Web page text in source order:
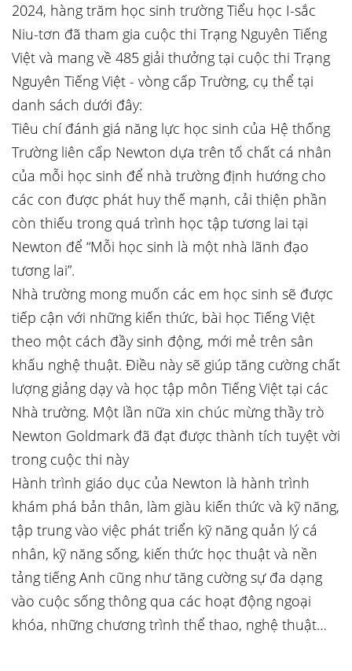
2024, hàng trăm học sinh trường Tiểu học I-sắc
Niu-tơn đã tham gia cuộc thi Trạng Nguyên Tiếng
Việt và mang về 485 giải thưởng tại cuộc thi Trạng
Nguyên Tiếng Việt - vòng cấp Trường, cụ thể tại
danh sách dưới đây:
Tiêu chí đánh giá năng lực học sinh của Hệ thống
Trường liên cấp Newton dựa trên tố chất cá nhân
của mỗi học sinh để nhà trường định hướng cho
các con được phát huy thế mạnh, cải thiện phần
còn thiếu trong quá trình học tập tương lai tại
Newton để “Mỗi học sinh là một nhà lãnh đạo
tương lai”.
Nhà trường mong muốn các em học sinh sẽ được
tiếp cận với những kiến thức, bài học Tiếng Việt
theo một cách đầy sinh động, mới mẻ trên sân
khấu nghệ thuật. Điều này sẽ giúp tăng cường chất
lượng giảng dạy và học tập môn Tiếng Việt tại các
Nhà trường. Một lần nữa xin chúc mừng thầy trò
Newton Goldmark đã đạt được thành tích tuyệt vời
trong cuộc thi này
Hành trình giáo dục của Newton là hành trình
khám phá bản thân, làm giàu kiến thức và kỹ năng,
tập trung vào việc phát triển kỹ năng quản lý cá
nhân, kỹ năng sống, kiến thức học thuật và nền
tảng tiếng Anh cũng như tăng cường sự đa dạng
vào cuộc sống thông qua các hoạt động ngoại
khóa, những chương trình thể thao, nghệ thuật…